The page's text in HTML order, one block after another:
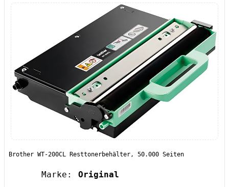
Brother WT-200CL Resttonerbehälter, 50.000 Seiten
Marke:
Original